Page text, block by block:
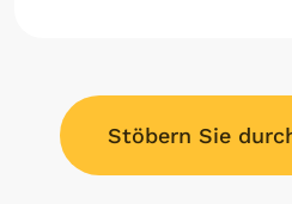
Stöbern Sie